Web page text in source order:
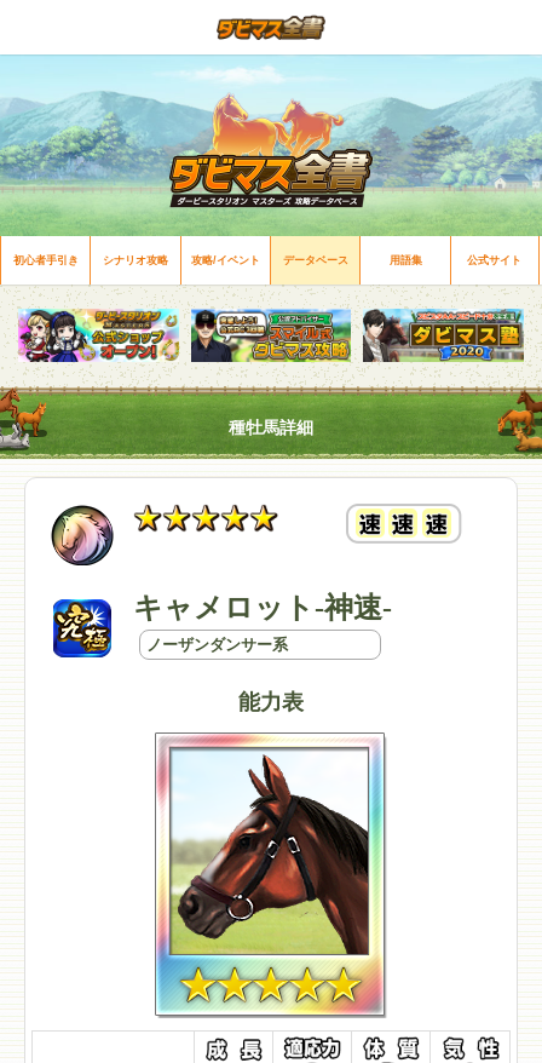
初心者手引き シナリオ攻略 攻略/イベント データベース 用語集 公式サイト
種牡馬詳細
キャメロット-神速-
ノーザンダンサー系
能力表